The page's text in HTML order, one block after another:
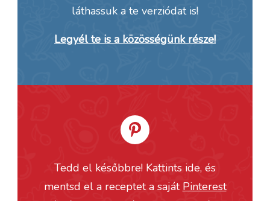
láthassuk a te verziódat is!
Legyél te is a közösségünk része!
Tedd el későbbre! Kattints ide, és
mentsd el a receptet a saját Pinterest